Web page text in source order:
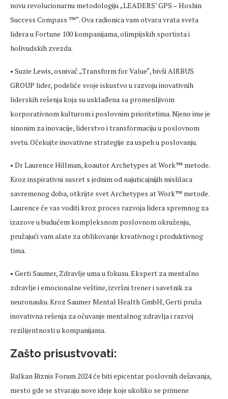
novu revolucionarnu metodologiju „LEADERS’ GPS – Hoshin
Success Compass ™“. Ova radionica vam otvara vrata sveta
lidera u Fortune 100 kompanijama, olimpijskih sportista i
holivudskih zvezda.
• Suzie Lewis, osnivač „Transform for Value“, bivši AIRBUS
GROUP lider, podeliće svoje iskustvo u razvoju inovativnih
liderskih rešenja koja su usklađena sa promenljivom
korporativnom kulturom i poslovnim prioritetima. Njeno ime je
sinonim za inovacije, liderstvo i transformaciju u poslovnom
svetu. Očekujte inovativne strategije za uspeh u poslovanju.
• Dr Laurence Hillman, koautor Archetypes at Work™ metode.
Kroz inspirativni susret s jednim od najuticajnijih mislilaca
savremenog doba, otkrijte svet Archetypes at Work™ metode.
Laurence će vas voditi kroz proces razvoja lidera spremnog za
izazove u budućem kompleksnom poslovnom okruženju,
pružajući vam alate za oblikovanje kreativnog i produktivnog
tima.
• Gerti Saumer, Zdravlje uma u fokusu. Ekspert za mentalno
zdravlje i emocionalne veštine, izvršni trener i savetnik za
neuronauku. Kroz Saumer Mental Health GmbH, Gerti pruža
inovativna rešenja za očuvanje mentalnog zdravlja i razvoj
rezilijentnosti u kompanijama.
Zašto prisustvovati:
Balkan Biznis Forum 2024 će biti epicentar poslovnih dešavanja,
mesto gde se stvaraju nove ideje koje ukoliko se primene